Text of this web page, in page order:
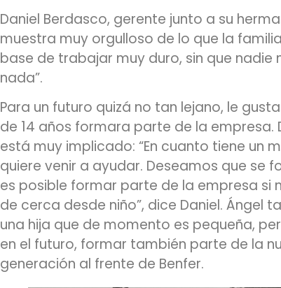
Daniel Berdasco, gerente junto a su
muestra muy orgulloso de lo que la
base de trabajar muy duro, sin que nadie
nada”.
Para un futuro quizá no tan lejano, le
de 14 años formara parte de la empresa.
está muy implicado: “En cuanto tiene un
quiere venir a ayudar. Deseamos que se
es posible formar parte de la empresa si
de cerca desde niño”, dice Daniel. Ángel
una hija que de momento es pequeña,
en el futuro, formar también parte de la
generación al frente de Benfer.